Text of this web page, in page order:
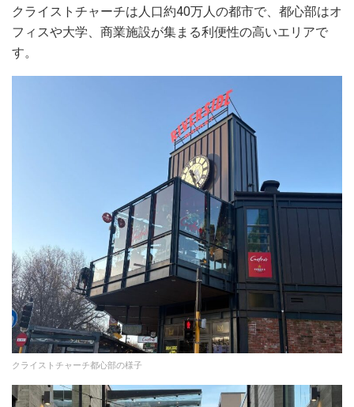
クライストチャーチは人口約40万人の都市で、都心部はオ
フィスや大学、商業施設が集まる利便性の高いエリアで
す。
クライストチャーチ都心部の様子